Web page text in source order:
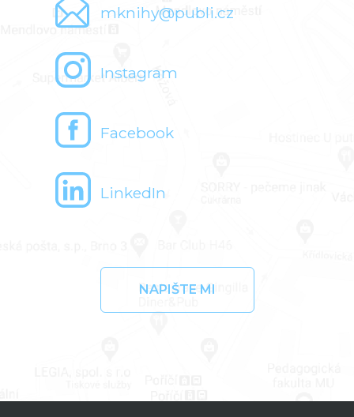
mknihy@publi.cz
Instagram
Facebook
LinkedIn
NAPIŠTE MI